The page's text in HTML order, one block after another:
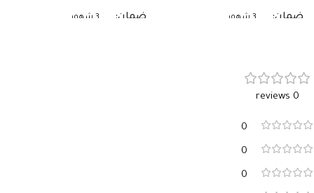
ضمان 3 شهور ضمان 3 شهور
0 reviews
0
0
0